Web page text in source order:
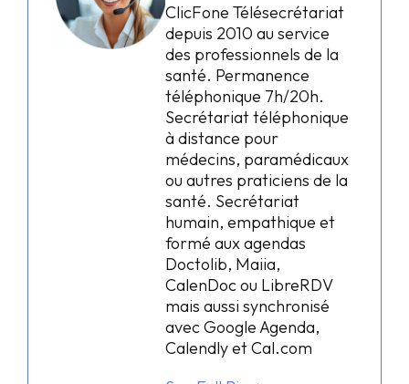
ClicFone Télésecrétariat
depuis 2010 au service
des professionnels de la
santé. Permanence
téléphonique 7h/20h.
Secrétariat téléphonique
à distance pour
médecins, paramédicaux
ou autres praticiens de la
santé. Secrétariat
humain, empathique et
formé aux agendas
Doctolib, Maiia,
CalenDoc ou LibreRDV
mais aussi synchronisé
avec Google Agenda,
Calendly et Cal.com